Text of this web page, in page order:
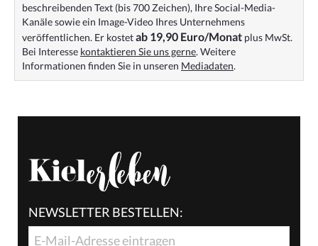
beschreibenden Text (bis 700 Zeichen), Ihre Social-Media-
Kanäle sowie ein Image-Video Ihres Unternehmens
veröffentlichen. Er kostetab 19,90 Euro/Monat plus MwSt.
Bei Interesse kontaktieren Sie uns gerne. Weitere
Informationen finden Sie in unseren Mediadaten.
NEWSLETTER BESTELLEN: